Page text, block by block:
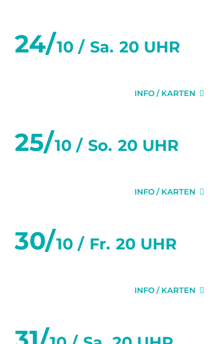
24/10 / Sa. 20 UHR
INFO / KARTEN
25/10 / So. 20 UHR
INFO / KARTEN
30/10 / Fr. 20 UHR
INFO / KARTEN